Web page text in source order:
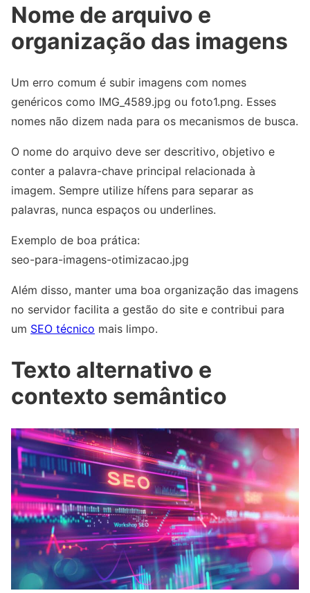
Nome de arquivo e
organização das imagens
Um erro comum é subir imagens com nomes
genéricos como IMG_4589.jpg ou foto1.png. Esses
nomes não dizem nada para os mecanismos de busca.
O nome do arquivo deve ser descritivo, objetivo e
conter a palavra-chave principal relacionada à
imagem. Sempre utilize hífens para separar as
palavras, nunca espaços ou underlines.
Exemplo de boa prática:
seo-para-imagens-otimizacao.jpg
Além disso, manter uma boa organização das imagens
no servidor facilita a gestão do site e contribui para
um SEO técnico mais limpo.
Texto alternativo e
contexto semântico